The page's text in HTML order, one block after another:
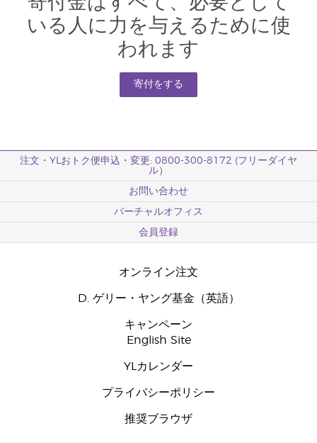
いる人に力を与えるために使
われます
寄付をする
注文・YLおトク便申込・変更: 0800-300-8172 (フリーダイヤ
ル）
お問い合わせ
バーチャルオフィス
会員登録
オンライン注文
D. ゲリー・ヤング基金（英語）
キャンペーン
English Site
YLカレンダー
プライバシーポリシー
推奨ブラウザ